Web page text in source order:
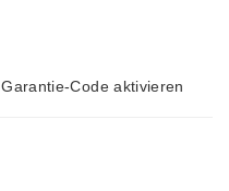
Garantie-Code aktivieren